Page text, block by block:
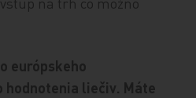
európskeho
hodnotenia liečiv. Máte